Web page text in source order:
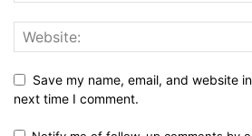
Save my name, email, and website
next time I comment.